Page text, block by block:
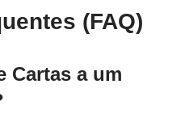
(FAQ)
Cartas a um